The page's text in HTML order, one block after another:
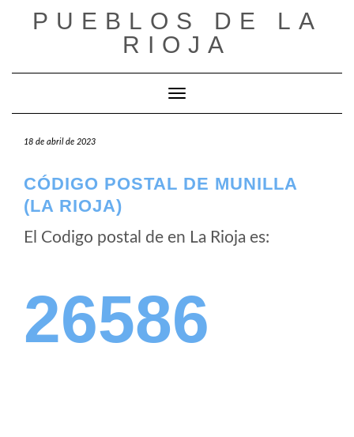
PUEBLOS DE LA
RIOJA
Cambiar modo de navegación
18 de abril de 2023
CÓDIGO POSTAL DE MUNILLA
(LA RIOJA)
El Codigo postal de en La Rioja es:
26586